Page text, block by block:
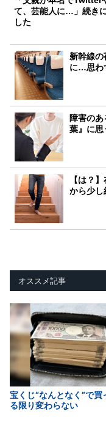
て、芸能人に…」続き
した
新幹線の
に…思わ
障害の
葉』に
【は？
から少
オススメ記事
宝くじ“なんとなく”で買
る限り変わらない